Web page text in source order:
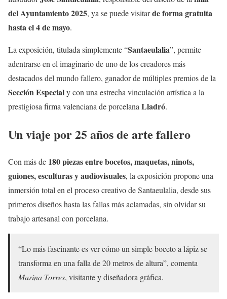
del Ayuntamiento 2025, ya se puede visitarde forma gratuita
hasta el 4 de mayo.
La exposición, titulada simplemente “Santaeulalia”, permite
adentrarse en el imaginario de uno de los creadores más
destacados del mundo fallero, ganador de múltiples premios de la
Sección Especialy con una estrecha vinculación artística a la
prestigiosa firma valenciana de porcelana Lladró.
Un viaje por 25 años de arte fallero
Con más de 180 piezas entre bocetos, maquetas, ninots,
guiones, esculturas y audiovisuales, la exposición propone una
inmersión total en el proceso creativo de Santaeulalia, desde sus
primeros diseños hasta las fallas más aclamadas, sin olvidar su
trabajo artesanal con porcelana.
“Lo más fascinante es ver cómo un simple boceto a lápiz se
transforma en una falla de 20 metros de altura”, comenta
Marina Torres, visitante y diseñadora gráfica.